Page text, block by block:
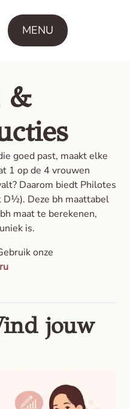
MENU
&
goed past, maakt elke
1 op de 4 vrouwen
Daarom biedt Philotes
Deze bh maattabel
maat te berekenen,
is.
onze
jouw